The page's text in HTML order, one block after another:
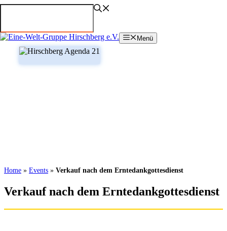
Zum
Menü
Home » Events » Verkauf nach dem Erntedankgottesdienst
Verkauf nach dem Erntedankgottesdienst